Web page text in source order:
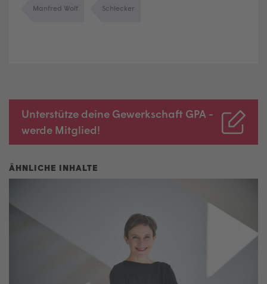
Manfred Wolf Schlecker
Unterstütze deine Gewerkschaft GPA -
werde Mitglied!